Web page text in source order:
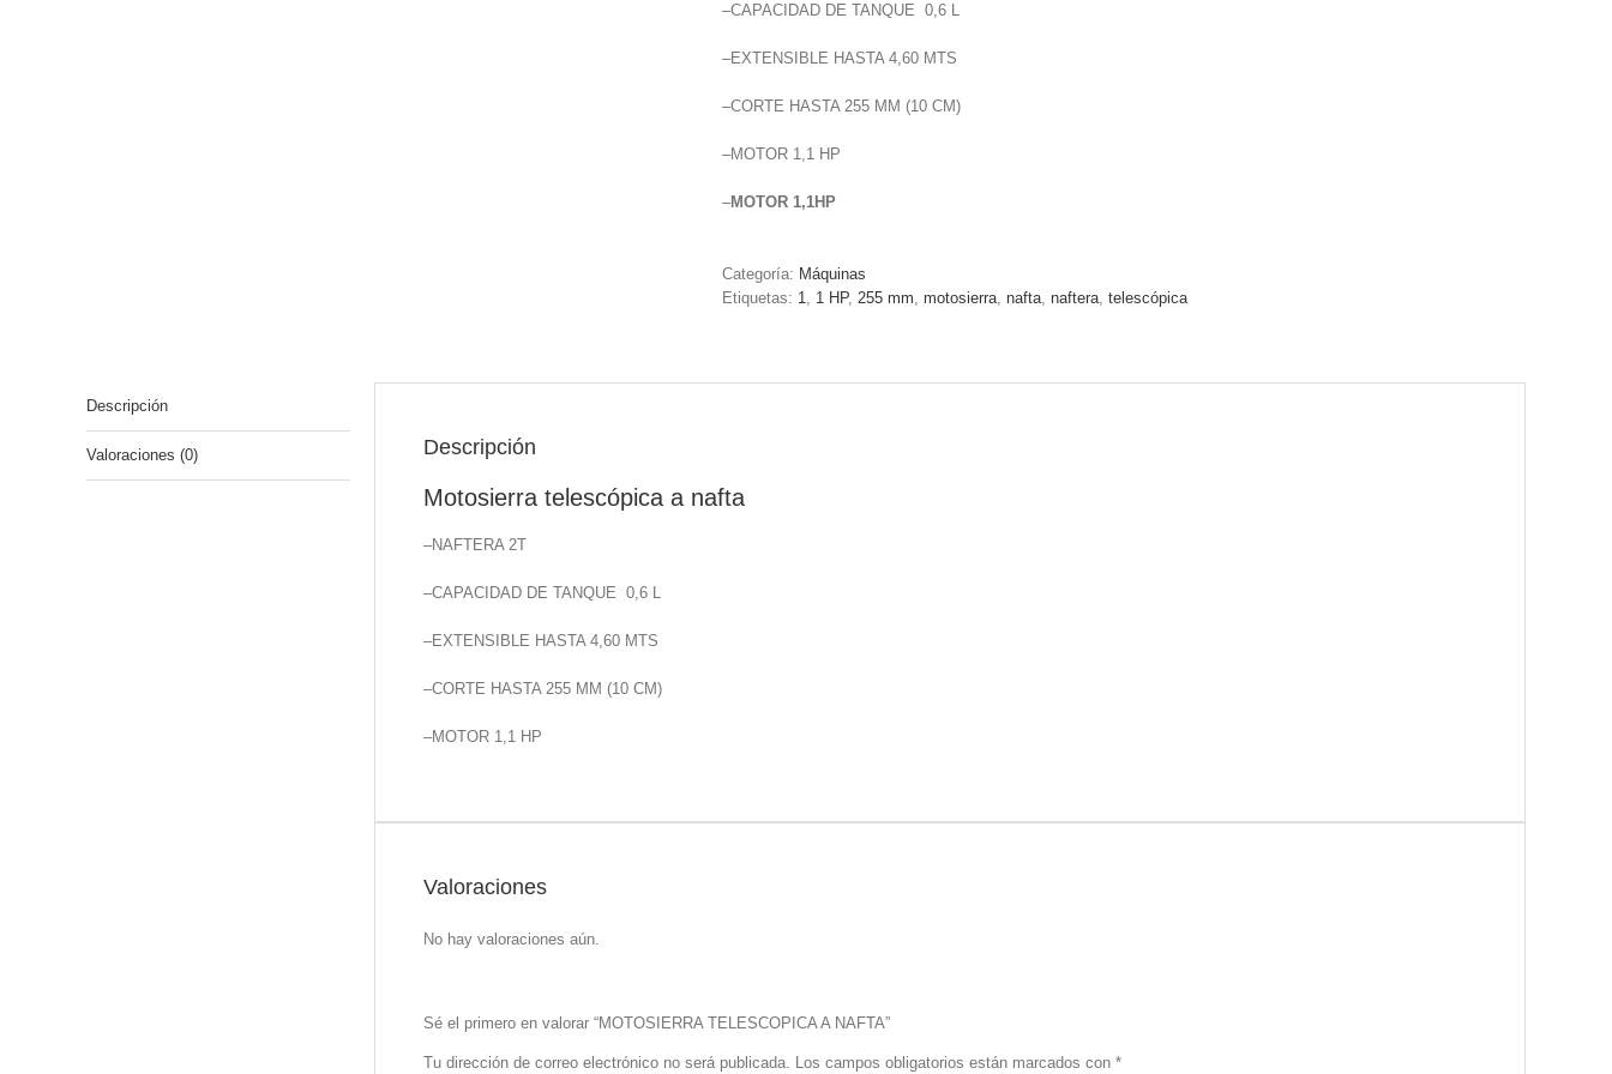
–CAPACIDAD DE TANQUE 0,6 L
–EXTENSIBLE HASTA 4,60 MTS
–CORTE HASTA 255 MM (10 CM)
–MOTOR 1,1 HP
–MOTOR 1,1HP
Categoría: Máquinas
Etiquetas: 1, 1 HP, 255 mm, motosierra, nafta, naftera, telescópica
Descripción
Valoraciones (0) Descripción
Motosierra telescópica a nafta
–NAFTERA 2T
–CAPACIDAD DE TANQUE 0,6 L
–EXTENSIBLE HASTA 4,60 MTS
–CORTE HASTA 255 MM (10 CM)
–MOTOR 1,1 HP
Valoraciones
No hay valoraciones aún.
Sé el primero en valorar “MOTOSIERRA TELESCOPICA A NAFTA”
Tu dirección de correo electrónico no será publicada. Los campos obligatorios están marcados con *